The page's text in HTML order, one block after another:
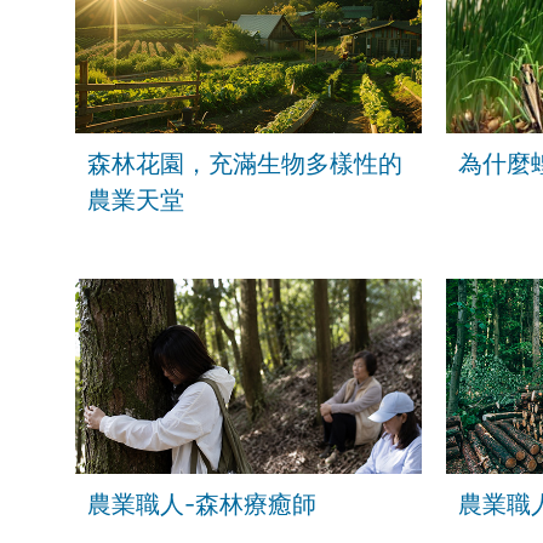
森林花園，充滿生物多樣性的
農業天堂
為什麼
農業職人-森林療癒師 農業職